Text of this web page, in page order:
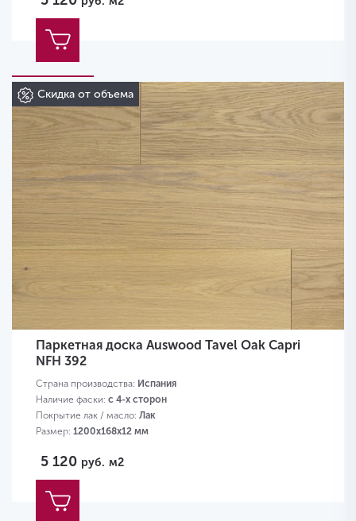
Скидка от объема
Паркетная доска Auswood Tavel Oak Capri
NFH 392
Страна производства: Испания
Наличие фаски: с 4-х сторон
Покрытие лак / масло: Лак
Размер: 1200х168х12 мм
5 120 руб. м2